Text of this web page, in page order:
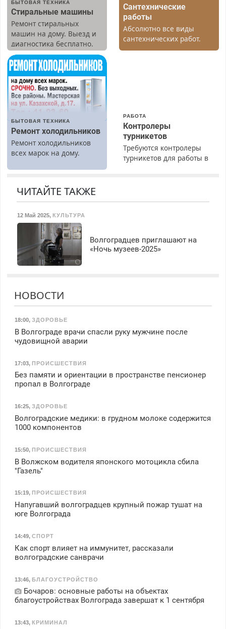
БЫТОВАЯ ТЕХНИКА
Стиральные машины
Ремонт стиральных
машин на дому. Выезд и
диагностика бесплатно.
Предусмотрены скидки.
Сантехнические
работы
Абсолютно все виды
сантехнических работ.
Быстро. Качественно.
БЫТОВАЯ ТЕХНИКА
Ремонт холодильников
Ремонт холодильников
всех марок на дому.
РАБОТА
Контролеры
турникетов
Требуются контролеры
турникетов для работы в
Ежемесячно
выплачивается денежная
безопасности с з/п до
ЧИТАЙТЕ ТАКЖЕ
12 Май 2025, КУЛЬТУРА
Волгоградцев приглашают на
«Ночь музеев-2025»
НОВОСТИ
18:00, ЗДОРОВЬЕ
В Волгограде врачи спасли руку мужчине после
чудовищной аварии
17:03, ПРОИСШЕСТВИЯ
Без памяти и ориентации в пространстве пенсионер
пропал в Волгограде
16:25, ЗДОРОВЬЕ
Волгоградские медики: в грудном молоке содержится
1000 компонентов
15:50, ПРОИСШЕСТВИЯ
В Волжском водителя японского мотоцикла сбила
"Газель"
15:19, ПРОИСШЕСТВИЯ
Напугавший волгоградцев крупный пожар тушат на
юге Волгограда
14:49, СПОРТ
Как спорт влияет на иммунитет, рассказали
волгоградские санврачи
13:46, БЛАГОУСТРОЙСТВО
Бочаров: основные работы на объектах
благоустройствах Волгограда завершат к 1 сентября
13:43, КРИМИНАЛ